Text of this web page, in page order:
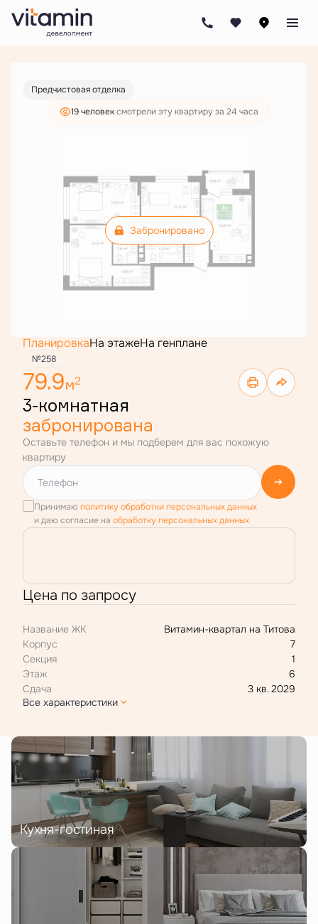
3-комнатная Цена по запросу
Предчистовая отделка
19 человексмотрели эту квартиру за 24 часа
Забронировано
ПланировкаНа этажеНа генплане
№258
79.9м2
3-комнатная
забронирована
Оставьте телефон и мы подберем для вас похожую
квартиру
Принимаю политику обработки персональных данных
и даю согласие на обработку персональных данных
Цена по запросу
Название ЖК
Витамин-квартал на Титова
Корпус
7
Секция
1
Этаж
6
Сдача
3 кв. 2029
Все характеристики
Кухня-гостиная